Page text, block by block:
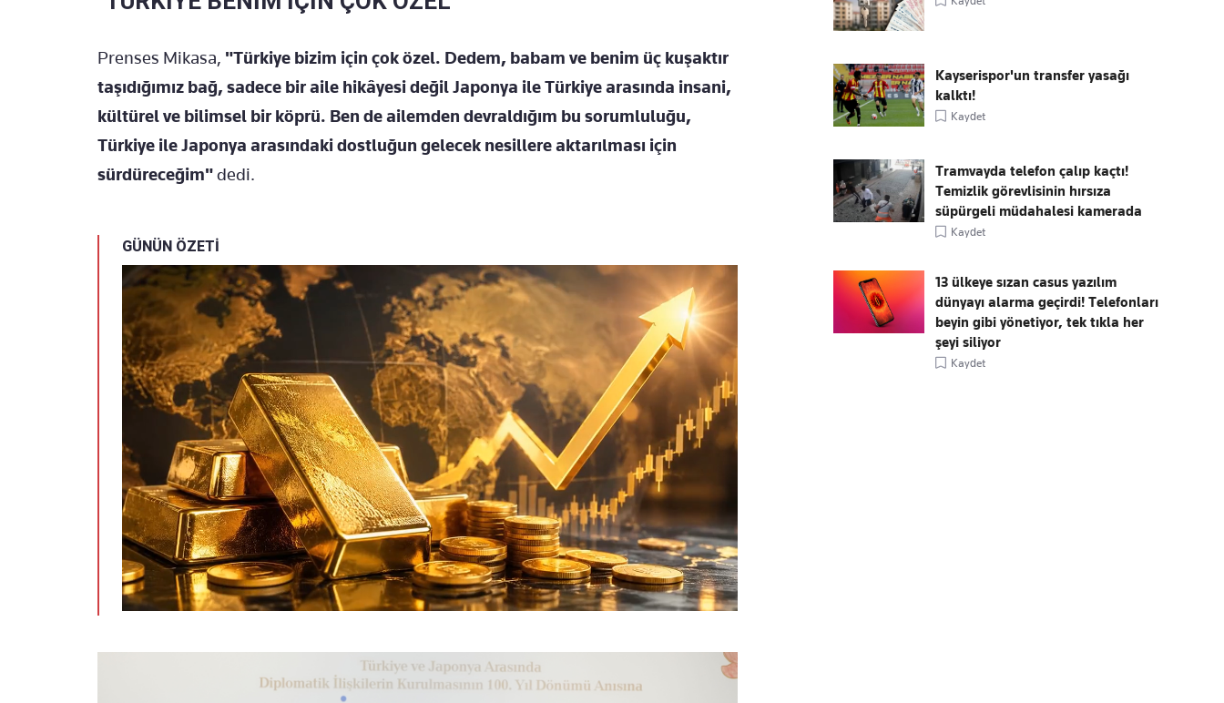
Prenses Mikasa, "Türkiye bizim için çok özel. Dedem, babam ve benim üç kuşaktır
taşıdığımız bağ, sadece bir aile hikâyesi değil Japonya ile Türkiye arasında insani,
kültürel ve bilimsel bir köprü. Ben de ailemden devraldığım bu sorumluluğu,
Türkiye ile Japonya arasındaki dostluğun gelecek nesillere aktarılması için
sürdüreceğim"dedi.
GÜNÜN ÖZETİ
Kayserispor'un transfer yasağı
kalktı!
Kaydet
Tramvayda telefon çalıp kaçtı!
Temizlik görevlisinin hırsıza
süpürgeli müdahalesi kamerada
Kaydet
13 ülkeye sızan casus yazılım
dünyayı alarma geçirdi! Telefonları
beyin gibi yönetiyor, tek tıkla her
şeyi siliyor
Kaydet